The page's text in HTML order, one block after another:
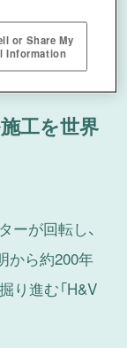
工を世界
が回転し、
から約200年
り進む「H&V
or Share My
Information